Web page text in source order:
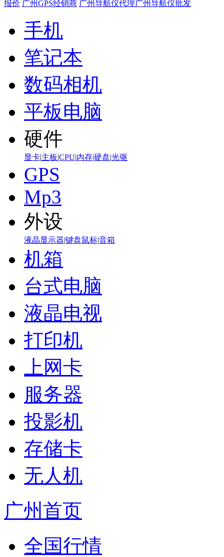
报价 广州GPS经销商 广州导航仪代理广州导航仪批发
手机
笔记本
数码相机
平板电脑
硬件
显卡|主板|CPU|内存|硬盘|光驱
GPS
Mp3
外设
液晶显示器|键盘鼠标|音箱
机箱
台式电脑
液晶电视
打印机
上网卡
服务器
投影机
存储卡
无人机
广州首页
全国行情